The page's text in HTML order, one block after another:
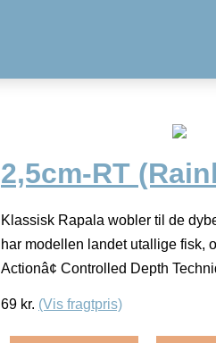
2,5cm-RT
Klassisk Rapala wobler til de
har modellen landet utallige fisk,
Actionâ¢ Controlled Depth
69 kr. (Vis fragtpris)